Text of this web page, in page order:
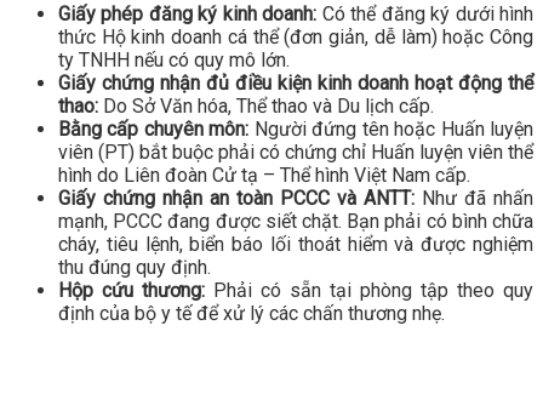
Giấy phép đăng ký kinh doanh: Có thể đăng ký dưới hình
thức Hộ kinh doanh cá thể (đơn giản, dễ làm) hoặc Công
ty TNHH nếu có quy mô lớn.
Giấy chứng nhận đủ điều kiện kinh doanh hoạt động thể
thao: Do Sở Văn hóa, Thể thao và Du lịch cấp.
Bằng cấp chuyên môn: Người đứng tên hoặc Huấn luyện
viên (PT) bắt buộc phải có chứng chỉ Huấn luyện viên thể
hình do Liên đoàn Cử tạ – Thể hình Việt Nam cấp.
Giấy chứng nhận an toàn PCCC và ANTT: Như đã nhấn
mạnh, PCCC đang được siết chặt. Bạn phải có bình chữa
cháy, tiêu lệnh, biển báo lối thoát hiểm và được nghiệm
thu đúng quy định.
Hộp cứu thương: Phải có sẵn tại phòng tập theo quy
định của bộ y tế để xử lý các chấn thương nhẹ.